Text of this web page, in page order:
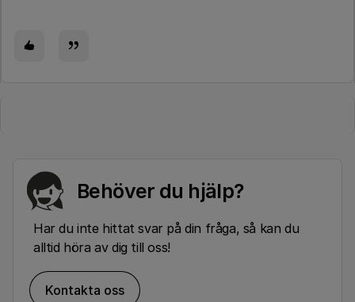
Behöver du hjälp?
Har du inte hittat svar på din fråga, så kan du
alltid höra av dig till oss!
Kontakta oss